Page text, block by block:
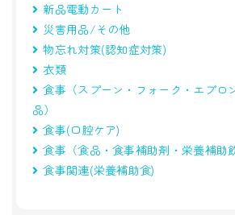
新品電動カート
災害用品/その他
物忘れ対策(認知症対策)
衣類
食事（スプーン・フォーク・エプロ
品）
食事(口腔ケア)
食事（食品・食事補助剤・栄養補助
食事関連(栄養補助食)